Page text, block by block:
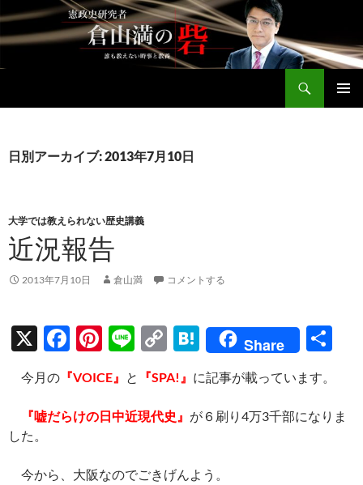
テ
ン
へ
ッ
日別アーカイブ: 2013年7月10日
大学では教えられない歴史講義
近況報告
2013年7月10日 倉山満 コメントする
X
F
ac
e
b
o
Pi
er
es
Li
n
e
C
p
y
n
H
at
e
n
Share
今月の 『VOICE』 と 『SPA!』 に記事が載っています。
『嘘だらけの日中近現代史』 が６刷り4万3千部になりま
した。
今から、大阪なのでごきげんよう。